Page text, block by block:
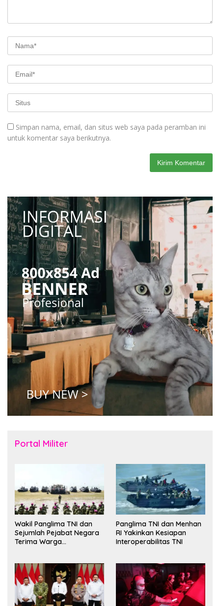
Simpan nama, email, dan situs web saya pada peramban ini
untuk komentar saya berikutnya.
Portal Militer
Wakil Panglima TNI dan
Sejumlah Pejabat Negara
Terima Warga
Panglima TNI dan Menhan
RI Yakinkan Kesiapan
Interoperabilitas TNI